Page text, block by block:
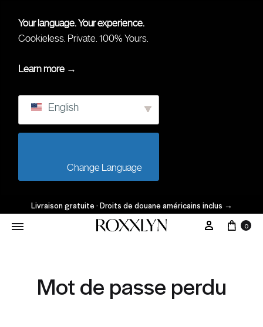
Your language. Your experience.
Cookieless. Private. 100% Yours.
Learn more →
English
Livraison gratuite · Droits de douane américains inclus →
Mon 0
Mot de passe perdu